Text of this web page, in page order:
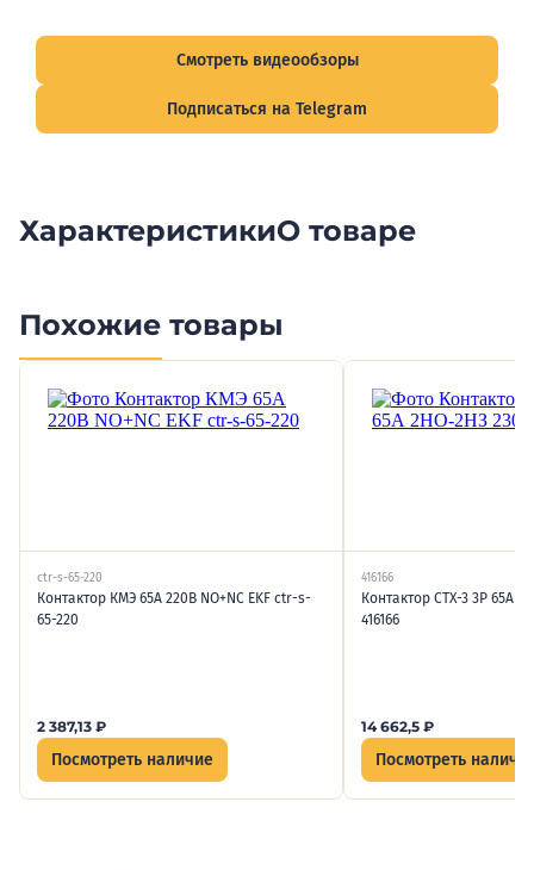
Смотреть видеообзоры
Подписаться на Telegram
ХарактеристикиО товаре
Похожие товары
ctr-s-65-220
Контактор КМЭ 65А 220В NO+NC EKF ctr-s-
65-220
2 387,13 ₽
Посмотреть наличие
416166
Контактор CTX-3 3P 65А
416166
14 662,5 ₽
Посмотреть